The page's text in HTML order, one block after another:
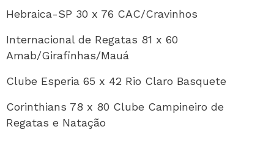
Hebraica-SP 30 x 76 CAC/Cravinhos
Internacional de Regatas 81 x 60
Amab/Girafinhas/Mauá
Clube Esperia 65 x 42 Rio Claro Basquete
Corinthians 78 x 80 Clube Campineiro de
Regatas e Natação